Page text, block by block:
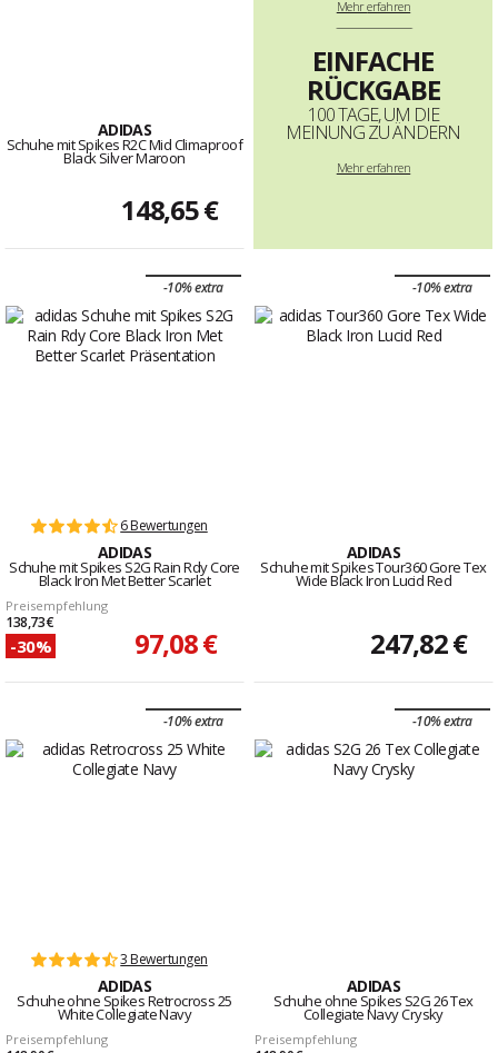
ADIDAS
Schuhe mit Spikes R2C Mid Climaproof
Black Silver Maroon
148,65 €
Mehrerfahren
--------------------------------------------------------------------
EINFACHE
RÜCKGABE
100 TAGE, UM DIE
MEINUNG ZU ÄNDERN
Mehr erfahren
-10% extra
6 Bewertungen
ADIDAS
Schuhe mit Spikes S2G Rain Rdy Core
Black Iron Met Better Scarlet
Preisempfehlung
138,73 €
-30% 97,08 €
-10% extra
ADIDAS
Schuhe mit Spikes Tour360 Gore Tex
Wide Black Iron Lucid Red
247,82 €
-10% extra
3 Bewertungen
ADIDAS
Schuhe ohne Spikes Retrocross 25
White Collegiate Navy
Preisempfehlung
-10% extra
ADIDAS
Schuhe ohne Spikes S2G 26 Tex
Collegiate Navy Crysky
Preisempfehlung